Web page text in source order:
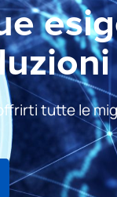
tutte le